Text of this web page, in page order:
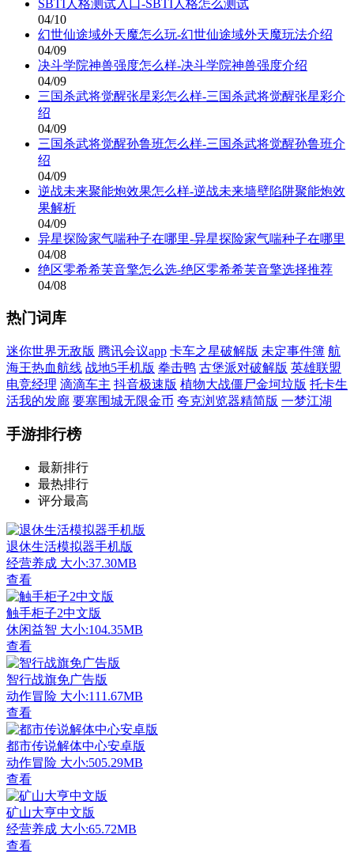
SBTI人格测试入口-SBTI人格怎么测试
04/10
幻世仙途域外天魔怎么玩-幻世仙途域外天魔玩法介绍
04/09
决斗学院神兽强度怎么样-决斗学院神兽强度介绍
04/09
三国杀武将觉醒张星彩怎么样-三国杀武将觉醒张星彩介
绍
04/09
三国杀武将觉醒孙鲁班怎么样-三国杀武将觉醒孙鲁班介
绍
04/09
逆战未来聚能炮效果怎么样-逆战未来墙壁陷阱聚能炮效
果解析
04/09
异星探险家气喘种子在哪里-异星探险家气喘种子在哪里
04/08
绝区零希希芙音擎怎么选-绝区零希希芙音擎选择推荐
04/08
热门词库
迷你世界无敌版 腾讯会议app 卡车之星破解版 未定事件簿 航
海王热血航线 战地5手机版 拳击鸭 古堡派对破解版 英雄联盟
电竞经理 滴滴车主 抖音极速版 植物大战僵尸金坷垃版 托卡生
活我的发廊 要塞围城无限金币 夸克浏览器精简版 一梦江湖
手游排行榜
最新排行
最热排行
评分最高
退休生活模拟器手机版
经营养成 大小:37.30MB
查看
触手柜子2中文版
休闲益智 大小:104.35MB
查看
智行战旗免广告版
动作冒险 大小:111.67MB
查看
都市传说解体中心安卓版
动作冒险 大小:505.29MB
查看
矿山大亨中文版
经营养成 大小:65.72MB
查看